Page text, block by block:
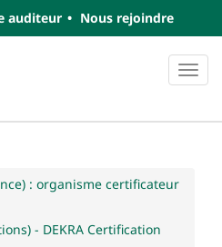
auditeur Nous rejoindre
: organisme certificateur
- DEKRA Certification